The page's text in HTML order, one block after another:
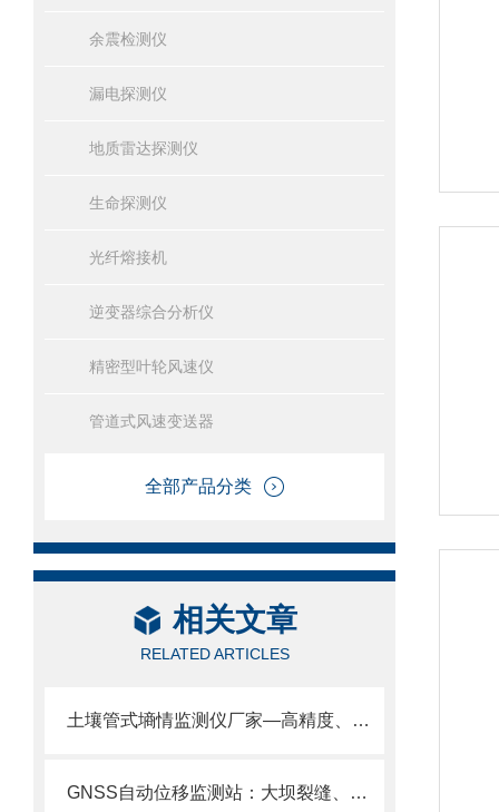
余震检测仪
漏电探测仪
地质雷达探测仪
生命探测仪
光纤熔接机
逆变器综合分析仪
精密型叶轮风速仪
管道式风速变送器
全部产品分类
相关文章
RELATED ARTICLES
土壤管式墒情监测仪厂家—高精度、高稳定性，能实时、准确监测土壤墒情。
GNSS自动位移监测站：大坝裂缝、桥梁沉降、山体位移，精准速测，一目了然